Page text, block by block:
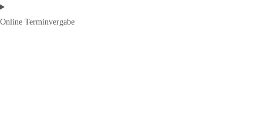
Online Terminvergabe